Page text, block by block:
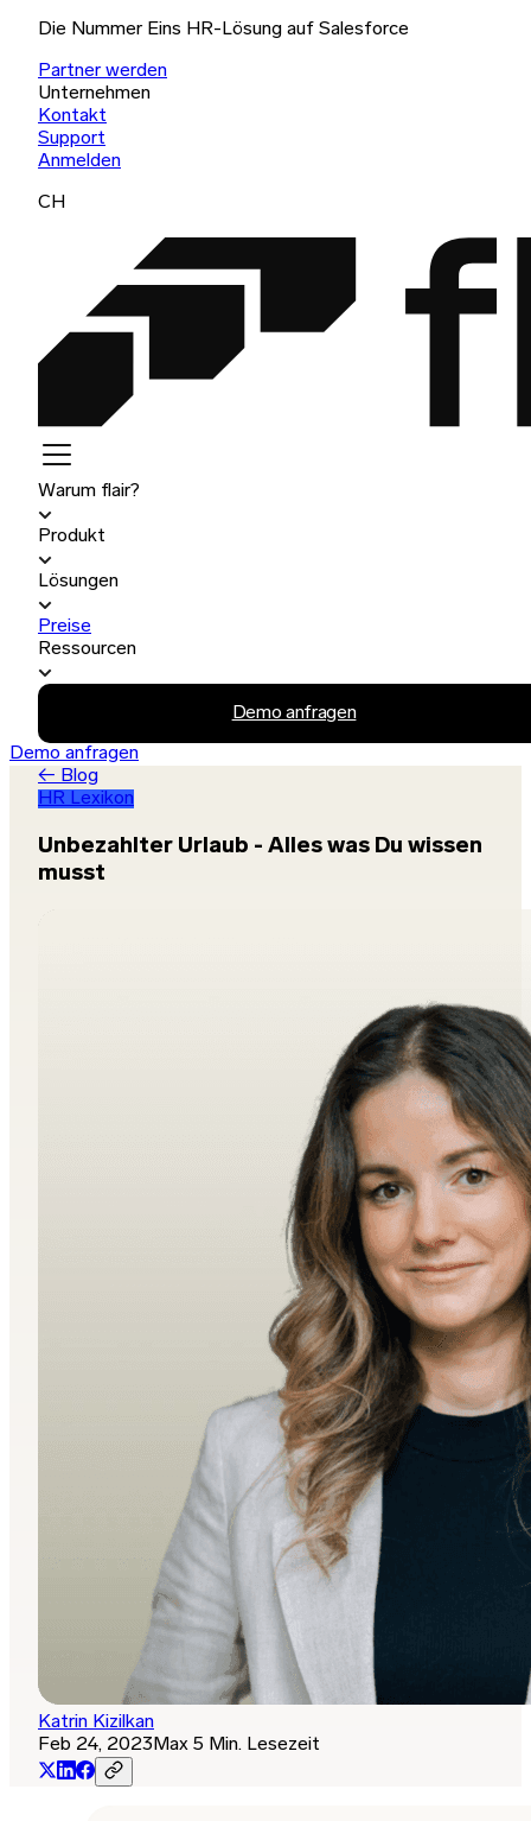
Die Nummer Eins HR-Lösung auf Salesforce
Partner werden
Unternehmen
Kontakt
Support
Anmelden
CH
Warum flair?
Produkt
Lösungen
Preise
Ressourcen
Demo anfragen
Demo anfragen
← Blog
HR Lexikon
Unbezahlter Urlaub - Alles was Du wissen
musst
Katrin Kizilkan
Feb 24, 2023Max 5 Min. Lesezeit